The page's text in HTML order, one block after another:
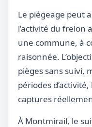
Le piégeage peut
l’activité du frelon
une commune, à
raisonnée.
pièges sans suivi,
périodes
captures
À Montmirail, le